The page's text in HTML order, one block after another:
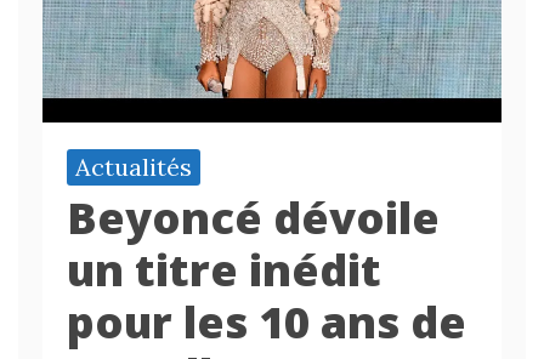
Actualités
Beyoncé dévoile
un titre inédit
pour les 10 ans de